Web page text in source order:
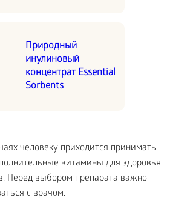
Природный
инулиновый
концентрат Essential
Sorbents
человеку приходится принимать
витамины для здоровья
Перед выбором препарата важно
с врачом.